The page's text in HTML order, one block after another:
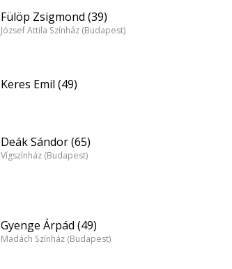
Fülöp Zsigmond (39)
József Attila Színház (Budapest)
Keres Emil (49)
Deák Sándor (65)
Vígszínház (Budapest)
Gyenge Árpád (49)
Madách Színház (Budapest)